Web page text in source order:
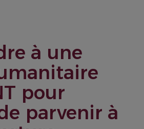
à une
pour
parvenir à